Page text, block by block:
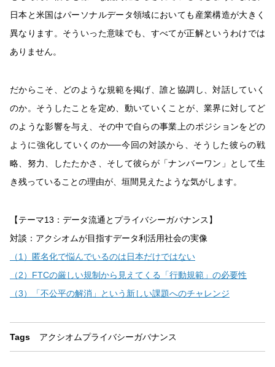
日本と米国はパーソナルデータ領域においても産業構造が大きく
異なります。そういった意味でも、すべてが正解というわけでは
ありません。
だからこそ、どのような規範を掲げ、誰と協調し、対話していく
のか。そうしたことを定め、動いていくことが、業界に対してど
のような影響を与え、その中で自らの事業上のポジションをどの
ように強化していくのか──今回の対談から、そうした彼らの戦
略、努力、したたかさ、そして彼らが「ナンバーワン」として生
き残っていることの理由が、垣間見えたような気がします。
【テーマ13：データ流通とプライバシーガバナンス】
対談：アクシオムが目指すデータ利活用社会の実像
（1）匿名化で悩んでいるのは日本だけではない
（2）FTCの厳しい規制から見えてくる「行動規範」の必要性
（3）「不公平の解消」という新しい課題へのチャレンジ
Tags アクシオムプライバシーガバナンス